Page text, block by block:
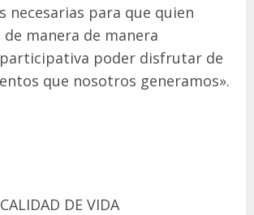
necesarias para que quien
manera de manera
poder disfrutar de
que nosotros generamos».
DE VIDA